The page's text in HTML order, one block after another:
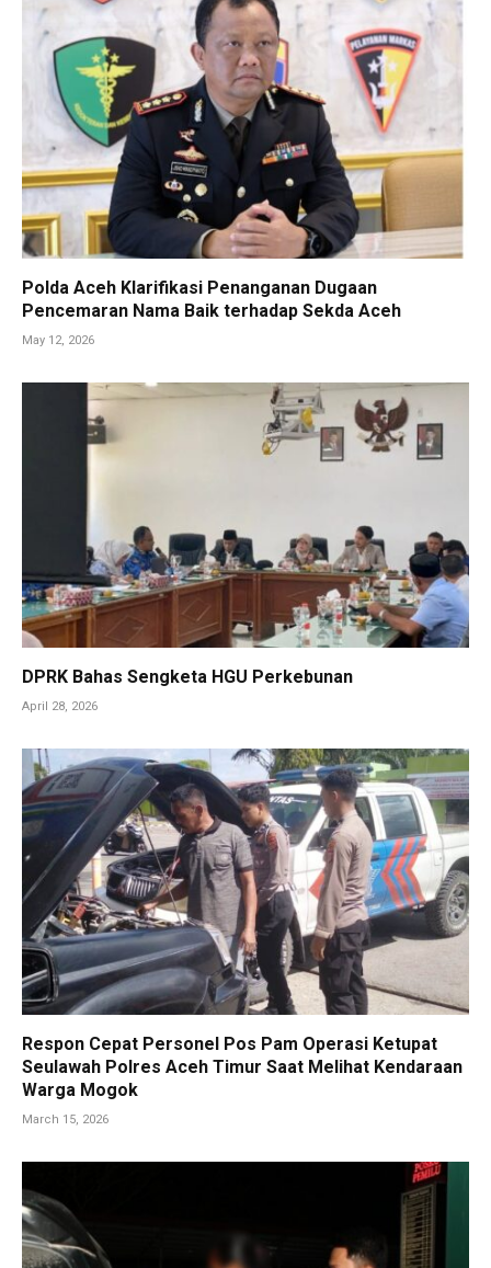
Polda Aceh Klarifikasi Penanganan Dugaan
Pencemaran Nama Baik terhadap Sekda Aceh
May 12, 2026
DPRK Bahas Sengketa HGU Perkebunan
April 28, 2026
Respon Cepat Personel Pos Pam Operasi Ketupat
Seulawah Polres Aceh Timur Saat Melihat Kendaraan
Warga Mogok
March 15, 2026